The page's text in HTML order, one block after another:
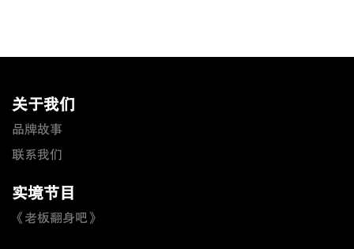
关于我们
品牌故事
联系我们
实境节目
《老板翻身吧》